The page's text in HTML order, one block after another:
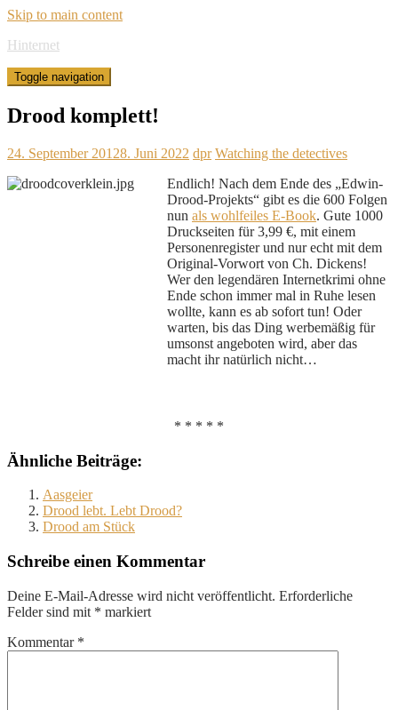
Skip to main content
Hinternet
Toggle navigation
Drood komplett!
24. September 20128. Juni 2022 dpr Watching the detectives
Endlich! Nach dem Ende des „Edwin-
Drood-Projekts“ gibt es die 600 Folgen
nun als wohlfeiles E-Book. Gute 1000
Druckseiten für 3,99 €, mit einem
Personenregister und nur echt mit dem
Original-Vorwort von Ch. Dickens!
Wer den legendären Internetkrimi ohne
Ende schon immer mal in Ruhe lesen
wollte, kann es ab sofort tun! Oder
warten, bis das Ding werbemäßig für
umsonst angeboten wird, aber das
macht ihr natürlich nicht…
* * * * *
Ähnliche Beiträge:
Aasgeier
Drood lebt. Lebt Drood?
Drood am Stück
Schreibe einen Kommentar
Deine E-Mail-Adresse wird nicht veröffentlicht. Erforderliche
Felder sind mit * markiert
Kommentar *